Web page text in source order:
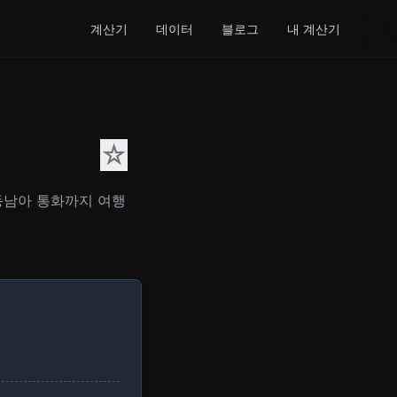
계산기 데이터 블로그 내 계산기
☆
아 통화까지 여행